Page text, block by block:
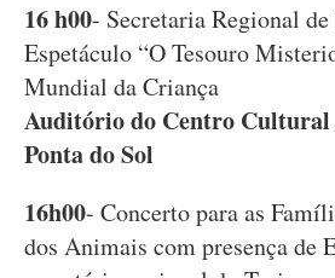
16 h00- Secretaria Regional de
Espetáculo “O Tesouro
Mundial da Criança
Auditório do Centro Cultural
Ponta do Sol
16h00- Concerto para as
dos Animais com presença de